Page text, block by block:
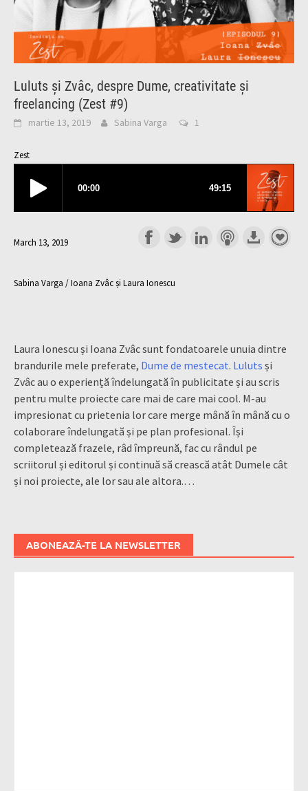
Luluts și Zvâc, despre Dume, creativitate și
freelancing (Zest #9)
martie 13, 2019 Sabina Varga 1
Zest
March 13, 2019
Sabina Varga / Ioana Zvâc și Laura Ionescu
Laura Ionescu și Ioana Zvâc sunt fondatoarele unuia dintre
brandurile mele preferate, Dume de mestecat. Luluts și
Zvâc au o experiență îndelungată în publicitate și au scris
pentru multe proiecte care mai de care mai cool. M-au
impresionat cu prietenia lor care merge mână în mână cu o
colaborare îndelungată și pe plan profesional. Își
completează frazele, râd împreună, fac cu rândul pe
scriitorul și editorul și continuă să crească atât Dumele cât
și noi proiecte, ale lor sau ale altora.…
ABONEAZĂ-TE LA NEWSLETTER